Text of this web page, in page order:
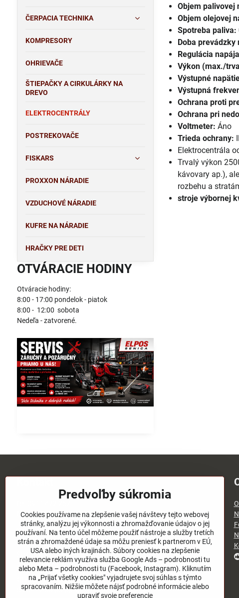
Objem palivovej
Objem olejovej
Spotreba paliva:
Doba prevádzky
Regulácia
Výkon (max./
Výstupné
Výstupná
Ochrana proti
Ochrana pri
Voltmeter: Áno
Trieda ochrany:
Elektrocentrála
Trvalý výkon
kávovary ap.),
rozbehu a
stroje výbornej
ČERPACIA TECHNIKA
KOMPRESORY
OHRIEVAČE
ŠTIEPAČKY A CIRKULÁRKY NA
DREVO
ELEKTROCENTRÁLY
POSTREKOVAČE
FISKARS
PROXXON NÁRADIE
VZDUCHOVÉ NÁRADIE
KUFRE NA NÁRADIE
HRAČKY PRE DETI
OTVÁRACIE HODINY
Otváracie hodiny:
8:00 - 17:00 pondelok - piatok
8:00 - 12:00 sobota
Nedeľa - zatvorené.
tel:03/4651 73 77
email:
elpos@elpos.sk
Adresa:
Štefánikova 1470/50c
90501 Senica
Otváracie hodiny:
8:00 - 17:00 pondelok - piatok
Predvoľby súkromia
Cookies používame na zlepšenie vašej návštevy tejto webovej
stránky, analýzu jej výkonnosti a zhromažďovanie údajov o jej
používaní. Na tento účel môžeme použiť nástroje a služby tretích
strán a zhromaždené údaje sa môžu preniesť k partnerom v EÚ,
USA alebo iných krajinách. Súbory cookies na zlepšenie
relevancie reklám využíva služba Google Ads – podrobnosti tu
alebo Meta – podrobnosti tu (Facebook, Instagram). Kliknutím
na „Prijať všetky cookies" vyjadrujete svoj súhlas s týmto
spracovaním. Nižšie môžete nájsť podrobné informácie alebo
upraviť svoje preferencie